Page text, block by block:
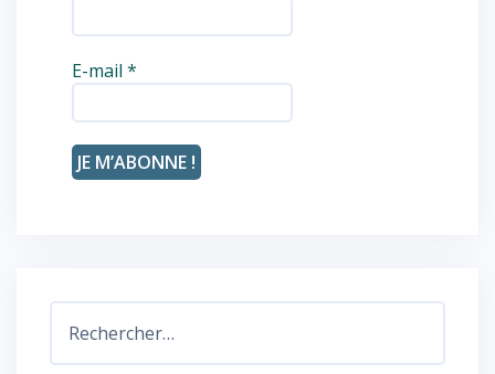
E-mail *